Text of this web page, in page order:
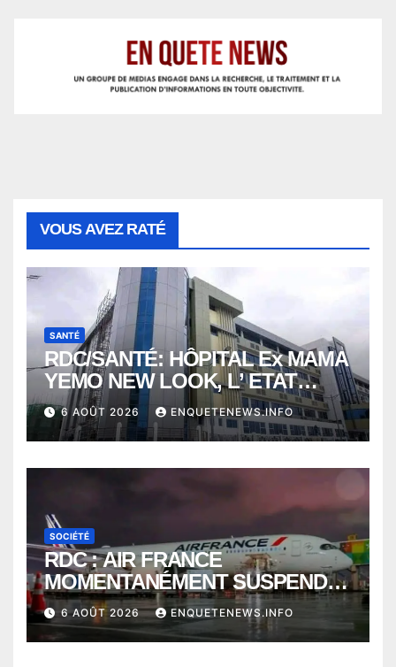
VOUS AVEZ RATÉ
SANTÉ
RDC/SANTÉ: HÔPITAL Ex MAMA
YEMO NEW LOOK, L’ ETAT
PERD LE CONTROLE
6 AOÛT 2026 ENQUETENEWS.INFO
SOCIÉTÉ
RDC : AIR FRANCE
MOMENTANÉMENT SUSPENDU
ENTRE KINSHASA ET PARIS ?
6 AOÛT 2026 ENQUETENEWS.INFO